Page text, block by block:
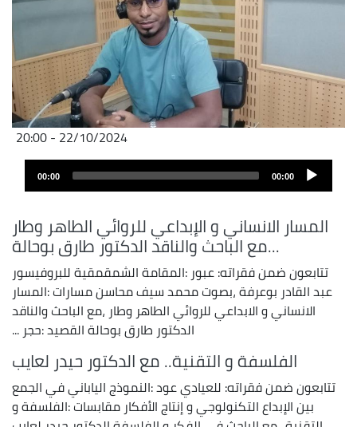
22/10/2024 - 20:00
00:00
00:00
المسار الانساني و الإبداعي للروائي الطاهر وطار
...مع الباحث والناقد الدكتور طارق بوحالة
تتابعون ضمن فقراته: عبور :المقامة الشمقمقية للبروفيسور
عبد القادر بوعرفة ،بصوت محمد سيف محاسن مسارات :المسار
الانساني و الابداعي للروائي الطاهر وطار ،مع الباحث والناقد
الدكتور طارق بوحالة القصيد :حجر ...
الفلسفة و التقنية.. مع الدكتور حيدر لعايب
تتابعون ضمن فقراته: للعيادي عود :النموذج الياباني في الجمع
بين الإبداع التكنولوجي و إنتاج الأفكار مقابسات :الفلسفة و